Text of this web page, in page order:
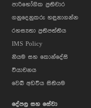
පාරිභෝගික ප්‍රතිචාර
ගනුදෙනුකරු හඳුනාගන්න
රහස්‍යතා ප්‍රතිපත්තිය
IMS Policy
නියම සහ කොන්දේසි
වියාචනය
වෙබ් අඩවිය සිතියම
දේපල සහ සේවා